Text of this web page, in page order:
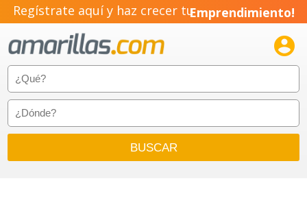
Regístrate aquí y haz crecer tuEmprendimiento!
